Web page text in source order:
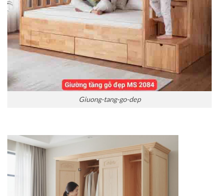
Giuong-tang-go-dep